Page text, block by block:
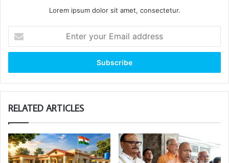
Lorem ipsum dolor sit amet, consectetur.
your
Email
RELATED ARTICLES